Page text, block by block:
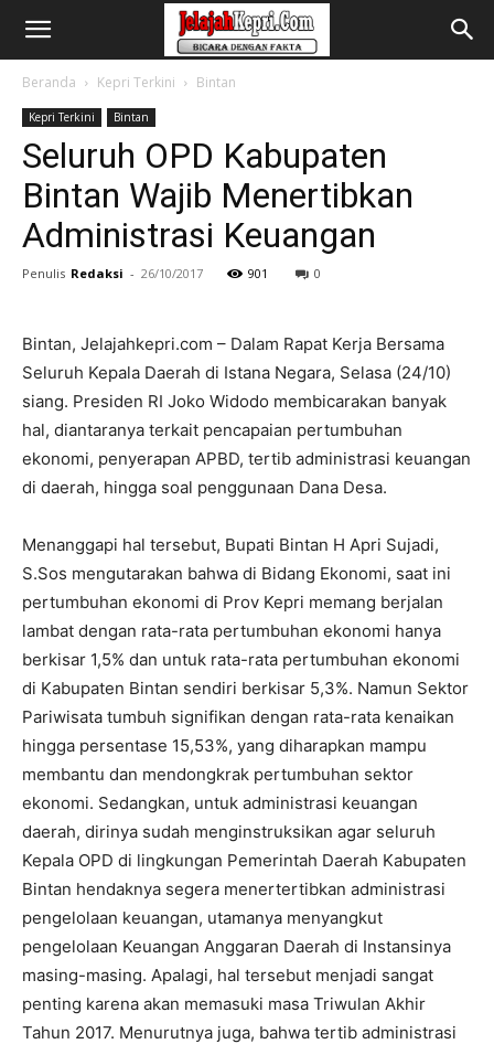
Beranda Kepri Terkini Bintan
Kepri Terkini Bintan
Seluruh OPD Kabupaten
Bintan Wajib Menertibkan
Administrasi Keuangan
Penulis Redaksi - 26/10/2017 901 0
Bintan, Jelajahkepri.com – Dalam Rapat Kerja Bersama
Seluruh Kepala Daerah di Istana Negara, Selasa (24/10)
siang. Presiden RI Joko Widodo membicarakan banyak
hal, diantaranya terkait pencapaian pertumbuhan
ekonomi, penyerapan APBD, tertib administrasi keuangan
di daerah, hingga soal penggunaan Dana Desa.
Menanggapi hal tersebut, Bupati Bintan H Apri Sujadi,
S.Sos mengutarakan bahwa di Bidang Ekonomi, saat ini
pertumbuhan ekonomi di Prov Kepri memang berjalan
lambat dengan rata-rata pertumbuhan ekonomi hanya
berkisar 1,5% dan untuk rata-rata pertumbuhan ekonomi
di Kabupaten Bintan sendiri berkisar 5,3%. Namun Sektor
Pariwisata tumbuh signifikan dengan rata-rata kenaikan
hingga persentase 15,53%, yang diharapkan mampu
membantu dan mendongkrak pertumbuhan sektor
ekonomi. Sedangkan, untuk administrasi keuangan
daerah, dirinya sudah menginstruksikan agar seluruh
Kepala OPD di lingkungan Pemerintah Daerah Kabupaten
Bintan hendaknya segera menertertibkan administrasi
pengelolaan keuangan, utamanya menyangkut
pengelolaan Keuangan Anggaran Daerah di Instansinya
masing-masing. Apalagi, hal tersebut menjadi sangat
penting karena akan memasuki masa Triwulan Akhir
Tahun 2017. Menurutnya juga, bahwa tertib administrasi